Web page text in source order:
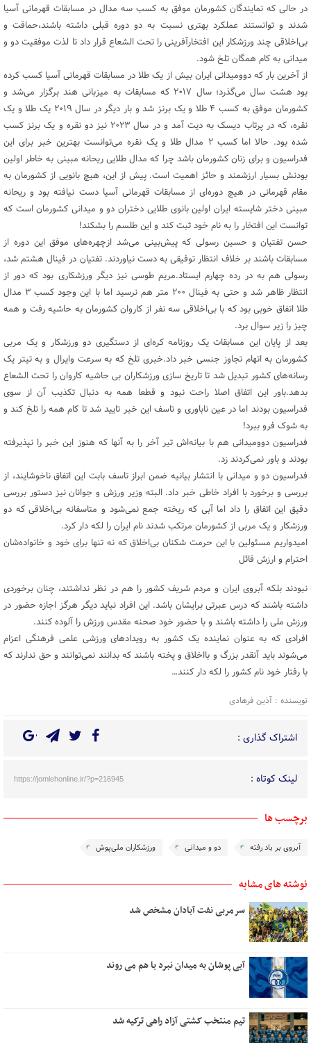
در حالی که نمایندگان کشورمان موفق به کسب سه مدال در مسابقات قهرمانی آسیا
شدند و توانستند عملکرد بهتری نسبت به دو دوره قبلی داشته باشند،حماقت و
بی‌اخلاقی چند ورزشکار این افتخار‌آفرینی را تحت الشعاع قرار داد تا لذت موفقیت دو و
میدانی به کام همگان تلخ شود.
از آخرین بار که دوومیدانی ایران بیش از یک طلا در مسابقات قهرمانی آسیا کسب کرده
بود هشت سال می‌گذرد؛ سال ۲۰۱۷ که مسابقات به میزبانی هند برگزار می‌شد و
کشورمان موفق به کسب ۴ طلا و یک برنز شد و بار دیگر در سال ۲۰۱۹ یک طلا و یک
نقره، که در پرتاب دیسک به دیت آمد و در سال ۲۰۲۳ نیز دو نقره و یک برنز کسب
شده بود. حالا اما کسب ۲ مدال طلا و یک نقره می‌توانست بهترین خبر برای این
فدراسیون و برای زنان کشورمان باشد چرا که مدال طلایی ریحانه مبینی به خاطر اولین
بودنش بسیار ارزشمند و حائز اهمیت است. پیش از این، هیچ بانویی از کشورمان به
مقام قهرمانی در هیچ دوره‌ای از مسابقات قهرمانی آسیا دست نیافته بود و ریحانه
مبینی دختر شایسته ایران اولین بانوی طلایی دختران دو و میدانی کشورمان است که
توانست این افتخار را به نام خود ثبت کند و این طلسم را بشکند!
حسن تفتیان و حسین رسولی که پیش‌بینی می‌شد ازچهره‌های موفق این دوره از
مسابقات باشند بر خلاف انتظار توفیقی به دست نیاوردند. تفتیان در فینال هشتم شد،
رسولی هم به در رده چهارم ایستاد.مریم طوسی نیز دیگر ورزشکاری بود که دور از
انتظار ظاهر شد و حتی به فینال ۲۰۰ متر هم نرسید اما با این وجود کسب ۳ مدال
طلا اتفاق خوبی بود که با بی‌اخلاقی سه نفر از کاروان کشورمان به حاشیه رفت و همه
چیز را زیر سوال برد.
بعد از پایان این مسابقات یک روزنامه کره‌ای از دستگیری دو ورزشکار و یک مربی
کشورمان به اتهام تجاوز جنسی خبر داد.خبری تلخ که به سرعت وایرال و به تیتر یک
رسانه‌های کشور تبدیل شد تا تاریخ سازی ورزشکاران بی حاشیه کاروان را تحت الشعاع
بدهد.باور این اتفاق اصلا راحت نبود و قطعا همه به دنبال تکذیب آن از سوی
فدراسیون بودند اما در عین ناباوری و تاسف این خبر تایید شد تا کام همه را تلخ کند و
به شوک فرو ببرد!
فدراسیون دوومیدانی هم با بیانه‌اش تیر آخر را به آنها که هنوز این خبر را نپذیرفته
بودند و باور نمی‌کردند زد.
فدراسیون دو و میدانی با انتشار بیانیه‌ ضمن ابراز تاسف بابت این اتفاق ناخوشایند، از
بررسی و برخورد با افراد خاطی خبر داد. البته وزیر ورزش و جوانان نیز دستور بررسی
دقیق این اتفاق را داد اما آبی که ریخته جمع نمی‌شود و متاسفانه بی‌اخلاقی که دو
ورزشکار و یک مربی از کشورمان مرتکب شدند نام ایران را لکه دار کرد.
امیدواریم مسئولین با این حرمت شکنان بی‌اخلاق که نه تنها برای خود و خانواده‌شان
احترام و ارزش قائل
نبودند بلکه آبروی ایران و مردم شریف کشور را هم در نظر نداشتند، چنان برخوردی
داشته باشند که درس عبرتی برایشان باشد. این افراد نباید دیگر هرگز اجازه حضور در
ورزش ملی را داشته باشند و با حضور خود صحنه مقدس ورزش را آلوده کنند.
افرادی که به عنوان نماینده یک کشور به رویدادهای ورزشی علمی فرهنگی اعزام
می‌شوند باید آنقدر بزرگ و با‌اخلاق و پخته باشند که بدانند نمی‌توانند و حق ندارند که
با رفتار خود نام کشور را لکه دار کنند…
نویسنده : آذین فرهادی
اشتراک گذاری :
لینک کوتاه : https://jomlehonline.ir/?p=216945
برچسب ها
آبروی بر باد رفته دو و میدانی ورزشکاران ملی‌پوش
نوشته های مشابه
سرمربی نفت آبادان مشخص شد
آبی پوشان به میدان نبرد با هم می روند
تیم منتخب کشتی آزاد راهی ترکیه شد